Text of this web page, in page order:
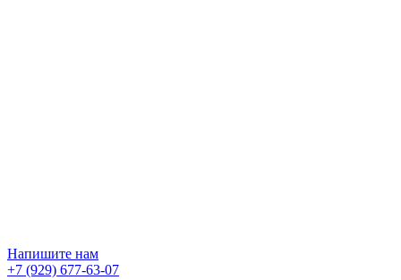
Напишите нам
+7 (929) 677-63-07